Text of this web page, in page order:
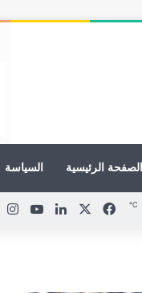
الصفحة الرئيسية السياسة
℃ فيسبوك لينكدإنيوتيوب